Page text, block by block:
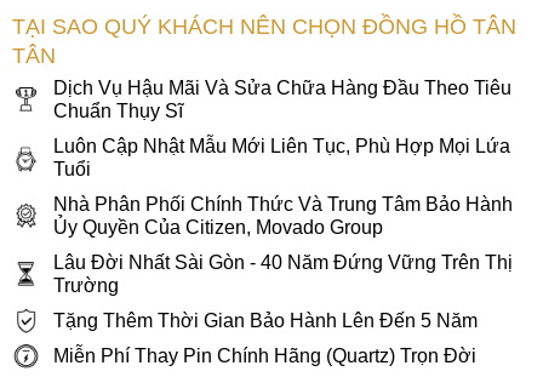
“This Bulova Oceanographer was designed for the man who
is very brave. Or slightly crazy – Mẫu Bulova Oceanographer
này được thiết kế dành cho những người đàn ông cực kỳ
can đảm, hoặc cho những kẻ hơi điên”. Đây là dòng giới
thiệu mà hãng dành cho mẫu đồng hồ Bulova 96B321 dựa
trên câu chuyện đằng sau nó. Chính vì vậy Bulova 96B321
TẠI SAO QUÝ KHÁCH NÊN CHỌN ĐỒNG HỒ TÂN
TÂN
Dịch Vụ Hậu Mãi Và Sửa Chữa Hàng Đầu Theo Tiêu
Chuẩn Thụy Sĩ
Luôn Cập Nhật Mẫu Mới Liên Tục, Phù Hợp Mọi Lứa
Tuổi
Nhà Phân Phối Chính Thức Và Trung Tâm Bảo Hành
Ủy Quyền Của Citizen, Movado Group
Lâu Đời Nhất Sài Gòn - 40 Năm Đứng Vững Trên Thị
Trường
Tặng Thêm Thời Gian Bảo Hành Lên Đến 5 Năm
Miễn Phí Thay Pin Chính Hãng (Quartz) Trọn Đời